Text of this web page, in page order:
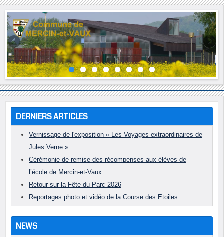
DERNIERS ARTICLES
Vernissage de l'exposition « Les Voyages extraordinaires de
Jules Verne »
Cérémonie de remise des récompenses aux élèves de
l’école de Mercin-et-Vaux
Retour sur la Fête du Parc 2026
Reportages photo et vidéo de la Course des Etoiles
NEWS
Année
précédente
Mois
précédent
Année
suivante
Mois
suivant